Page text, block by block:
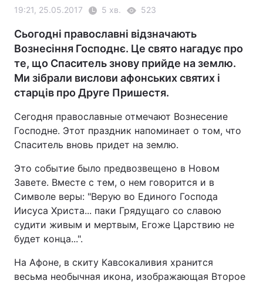
19:21, 25.05.2017 5 хв. 523
Сьогодні православні відзначають
Вознесіння Господнє. Це свято нагадує про
те, що Спаситель знову прийде на землю.
Ми зібрали вислови афонських святих і
старців про Друге Пришестя.
Сегодня православные отмечают Вознесение
Господне. Этот праздник напоминает о том, что
Спаситель вновь придет на землю.
Это событие было предвозвещено в Новом
Завете. Вместе с тем, о нем говорится и в
Символе веры: "Верую во Единого Господа
Иисуса Христа... паки Грядущаго со славою
судити живым и мертвым, Егоже Царствию не
будет конца...".
На Афоне, в скиту Кавсокаливия хранится
весьма необычная икона, изображающая Второе